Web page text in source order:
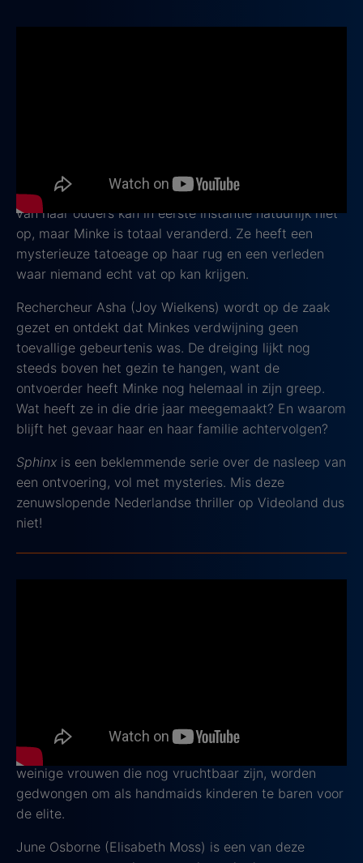
Na drie jaar duikt ze plotseling weer op. Het geluk
van haar ouders kan in eerste instantie natuurlijk niet
op, maar Minke is totaal veranderd. Ze heeft een
mysterieuze tatoeage op haar rug en een verleden
waar niemand echt vat op kan krijgen.
Rechercheur Asha (Joy Wielkens) wordt op de zaak
gezet en ontdekt dat Minkes verdwijning geen
toevallige gebeurtenis was. De dreiging lijkt nog
steeds boven het gezin te hangen, want de
ontvoerder heeft Minke nog helemaal in zijn greep.
Wat heeft ze in die drie jaar meegemaakt? En waarom
blijft het gevaar haar en haar familie achtervolgen?
Sphinx is een beklemmende serie over de nasleep van
een ontvoering, vol met mysteries. Mis deze
zenuwslopende Nederlandse thriller op Videoland dus
niet!
voortplantingscrisis hebben vrouwen al hun rechten
verloren en worden ze als eigendom behandeld. De
weinige vrouwen die nog vruchtbaar zijn, worden
gedwongen om als handmaids kinderen te baren voor
de elite.
June Osborne (Elisabeth Moss) is een van deze